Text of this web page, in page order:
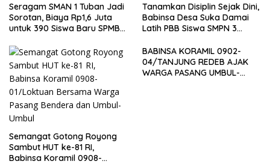
Seragam SMAN 1 Tuban Jadi
Sorotan, Biaya Rp1,6 Juta
untuk 390 Siswa Baru SPMB
Tanamkan Disiplin Sejak Dini,
Babinsa Desa Suka Damai
Latih PBB Siswa SMPN 3
Semangat Gotong Royong
Sambut HUT ke-81 RI,
Babinsa Koramil 0908-
BABINSA KORAMIL 0902-
04/TANJUNG REDEB AJAK
WARGA PASANG UMBUL-